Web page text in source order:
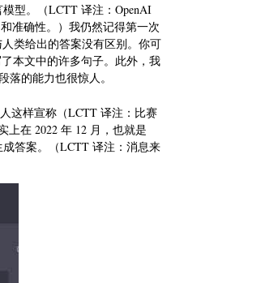
型。（LCTT 译注：OpenAI
准确性。）我仍然记得第一次
类给出的答案没有区别。你可
本文中的许多句子。此外，我
的能力也很惊人。
这样宣称（LCTT 译注：比赛
上在 2022 年 12 月，也就是
成答案。（LCTT 译注：消息来